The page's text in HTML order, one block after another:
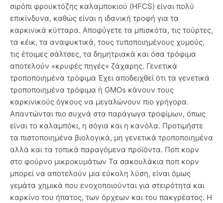
σιρόπι φρουκτόζης καλαμποκιού (HFCS) είναι πολύ
επικίνδυνα, καθώς είναι η ιδανική τροφή για τα
καρκινικά κύτταρα. Αποφύγετε τα μπισκότα, τις τούρτες,
τα κέικ, τα αναψυκτικά, τους τυποποιημένους χυμούς,
τις έτοιμες σάλτσες, τα δημητριακά και όσα τρόφιμα
αποτελούν «κρυφές πηγές» ζάχαρης. Γενετικά
τροποποιημένα τρόφιμα Έχει αποδειχθεί ότι τα γενετικά
τροποποιημένα τρόφιμα ή GMOs κάνουν τους
καρκινικούς όγκους να μεγαλώνουν πιο γρήγορα.
Απαντώνται πιο συχνά στα παράγωγα τροφίμων, όπως
είναι το καλαμπόκι, η σόγια και η κανόλα. Προτιμήστε
τα πιστοποιημένα βιολογικά, μη γενετικά τροποποιημένα
αλλά και τα τοπικά παραγόμενα προϊόντα. Ποπ κορν
στο φούρνο μικροκυμάτων Τα σακουλάκια ποπ κορν
μπορεί να αποτελούν μια εύκολη λύση, είναι όμως
γεμάτα χημικά που ενοχοποιούνται για στειρότητα και
καρκίνο του ήπατος, των όρχεων και του πακγρέατος. Η